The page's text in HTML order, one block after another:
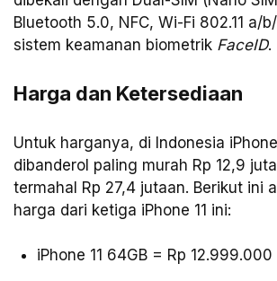
Bluetooth 5.0, NFC, Wi-Fi 802.11 a/
sistem keamanan biometrik FaceID.
Harga dan Ketersediaan
Untuk harganya, di Indonesia
dibanderol paling murah Rp 12,9
termahal Rp 27,4 jutaan. Berikut ini
harga dari ketiga iPhone 11 ini:
iPhone 11 64GB = Rp 12.999.000